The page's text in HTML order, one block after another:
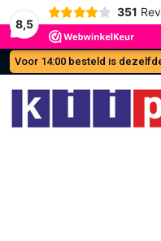
8,5
351
Voor 14:00 besteld is